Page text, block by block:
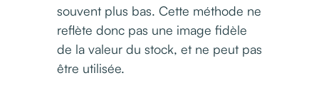
souvent plus bas. Cette méthode ne
reflète donc pas une image fidèle
de la valeur du stock, et ne peut pas
être utilisée.